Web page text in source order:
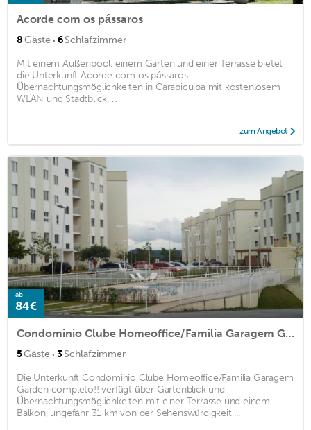
Acorde com os pássaros
8Gäste · 6Schlafzimmer
Mit einem Außenpool, einem Garten und einer Terrasse bietet
die Unterkunft Acorde com os pássaros
Übernachtungsmöglichkeiten in Carapicuíba mit kostenlosem
WLAN und Stadtblick. ...
zum Angebot
ab
84€
Condominio Clube Homeoffice/Familia Garagem Garden completo!!
5Gäste · 3Schlafzimmer
Die Unterkunft Condominio Clube Homeoffice/Familia Garagem
Garden completo!! verfügt über Gartenblick und
Übernachtungsmöglichkeiten mit einer Terrasse und einem
Balkon, ungefähr 31 km von der Sehenswürdigkeit ...